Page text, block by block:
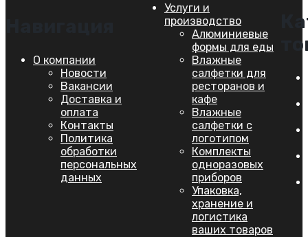
О компании
Новости
Вакансии
Доставка и
оплата
Контакты
Политика
обработки
персональных
данных
Услуги и
производство
Алюминиевые
формы для еды
Влажные
салфетки для
ресторанов и
кафе
Влажные
салфетки с
логотипом
Комплекты
одноразовых
приборов
Упаковка,
хранение и
логистика
ваших товаров